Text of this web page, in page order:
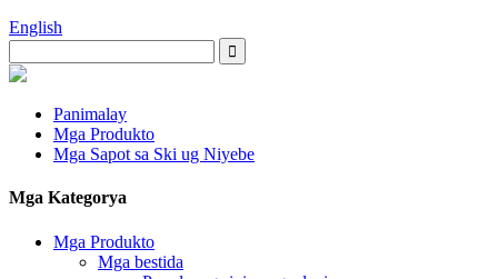
English
Panimalay
Mga Produkto
Mga Sapot sa Ski ug Niyebe
Mga Kategorya
Mga Produkto
Mga bestida